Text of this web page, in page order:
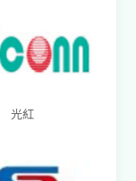
光紅